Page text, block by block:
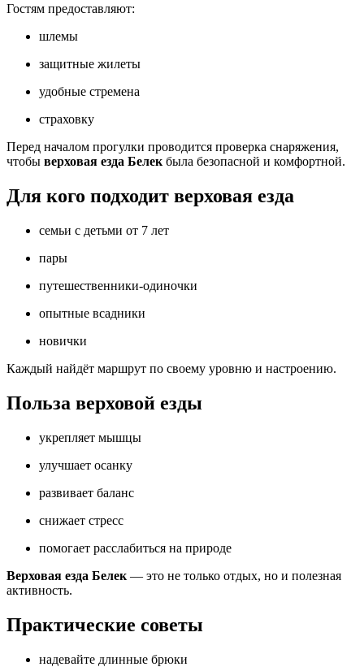
Гостям предоставляют:
шлемы
защитные жилеты
удобные стремена
страховку
Перед началом прогулки проводится проверка снаряжения,
чтобы верховая езда Белек была безопасной и комфортной.
Для кого подходит верховая езда
семьи с детьми от 7 лет
пары
путешественники‑одиночки
опытные всадники
новички
Каждый найдёт маршрут по своему уровню и настроению.
Польза верховой езды
укрепляет мышцы
улучшает осанку
развивает баланс
снижает стресс
помогает расслабиться на природе
Верховая езда Белек — это не только отдых, но и полезная
активность.
Практические советы
надевайте длинные брюки